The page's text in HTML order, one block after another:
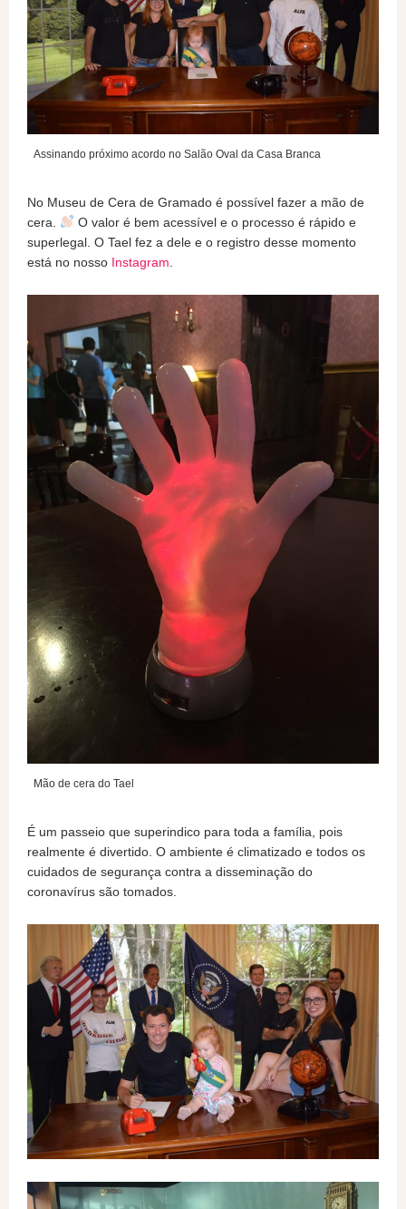
Assinando próximo acordo no Salão Oval da Casa Branca
No Museu de Cera de Gramado é possível fazer a mão de
cera.
O valor é bem acessível e o processo é rápido e
superlegal. O Tael fez a dele e o registro desse momento
está no nosso Instagram
Mão de cera do Tael
É um passeio que superindico para toda a família, pois
realmente é divertido. O ambiente é climatizado e todos os
cuidados de segurança contra a disseminação do
coronavírus são tomados.